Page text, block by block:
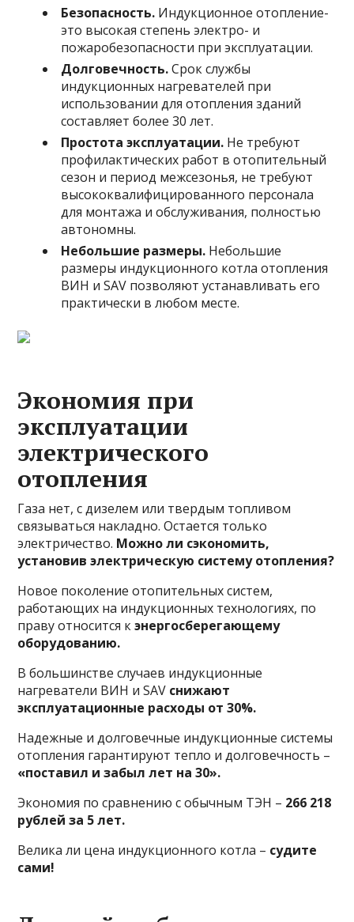
Безопасность. Индукционное отопление-
это высокая степень электро- и
пожаробезопасности при эксплуатации.
Долговечность.Срок службы
индукционных нагревателей при
использовании для отопления зданий
составляет более 30 лет.
Простота эксплуатации. Не требуют
профилактических работ в отопительный
сезон и период межсезонья, не требуют
высококвалифицированного персонала
для монтажа и обслуживания, полностью
автономны.
Небольшие размеры. Небольшие
размеры индукционного котла отопления
ВИН и SAV позволяют устанавливать его
практически в любом месте.
Экономия при
эксплуатации
электрического
отопления
Газа нет, с дизелем или твердым топливом
связываться накладно. Остается только
электричество. Можно ли сэкономить,
установив электрическую систему отопления?
Новое поколение отопительных систем,
работающих на индукционных технологиях, по
праву относится кэнергосберегающему
оборудованию.
В большинстве случаев индукционные
нагреватели ВИН и SAV снижают
эксплуатационные расходы от 30%.
Надежные и долговечные индукционные системы
отопления гарантируют тепло и долговечность –
«поставил и забыл лет на 30».
Экономия по сравнению с обычным ТЭН – 266 218
рублей за 5 лет.
Велика ли цена индукционного котла – судите
сами!